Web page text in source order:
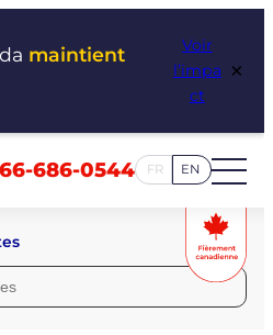
maintient
Voir
l’impa
ct
×
686-0544 FR EN